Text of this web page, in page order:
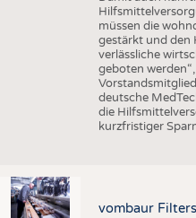
müssen die
gestärkt und den
verlässliche
geboten
deutsche
die
kurzfristiger
vombaur